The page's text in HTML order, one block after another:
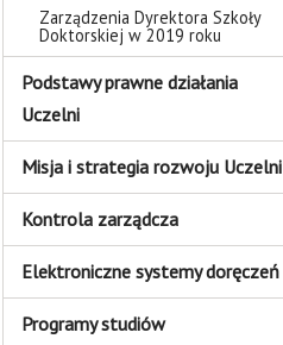
Zarządzenia Dyrektora Szkoły
Doktorskiej w 2019 roku
Podstawy prawne działania
Uczelni
Misja i strategia rozwoju Uczelni
Kontrola zarządcza
Elektroniczne systemy doręczeń
Programy studiów